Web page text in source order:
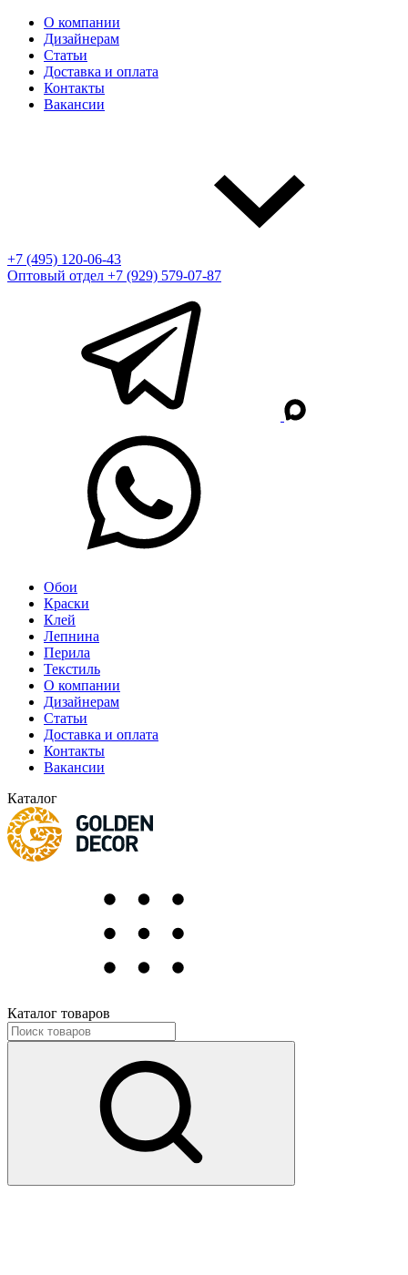
О компании
Дизайнерам
Статьи
Доставка и оплата
Контакты
Вакансии
+7 (495) 120-06-43
Оптовый отдел +7 (929) 579-07-87
Обои
Краски
Клей
Лепнина
Перила
Текстиль
О компании
Дизайнерам
Статьи
Доставка и оплата
Контакты
Вакансии
Каталог
Каталог товаров